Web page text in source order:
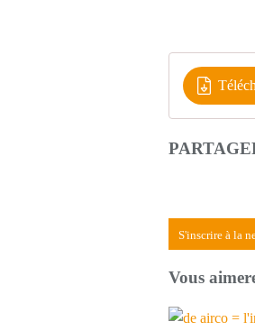
S'inscrire à la
Vous